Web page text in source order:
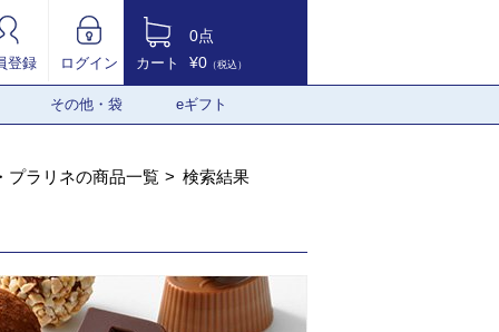
登録 ログイン カート
0点
¥0 （税込）
その他・袋 eギフト
プラリネの商品一覧 検索結果